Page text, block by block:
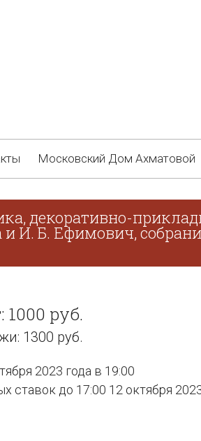
Московский Дом Ахматовой
декоративно-
и И. Б. Ефимович,
1000 руб.
1300 руб.
2023 года в 19:00
ставок до 17:00 12 октября